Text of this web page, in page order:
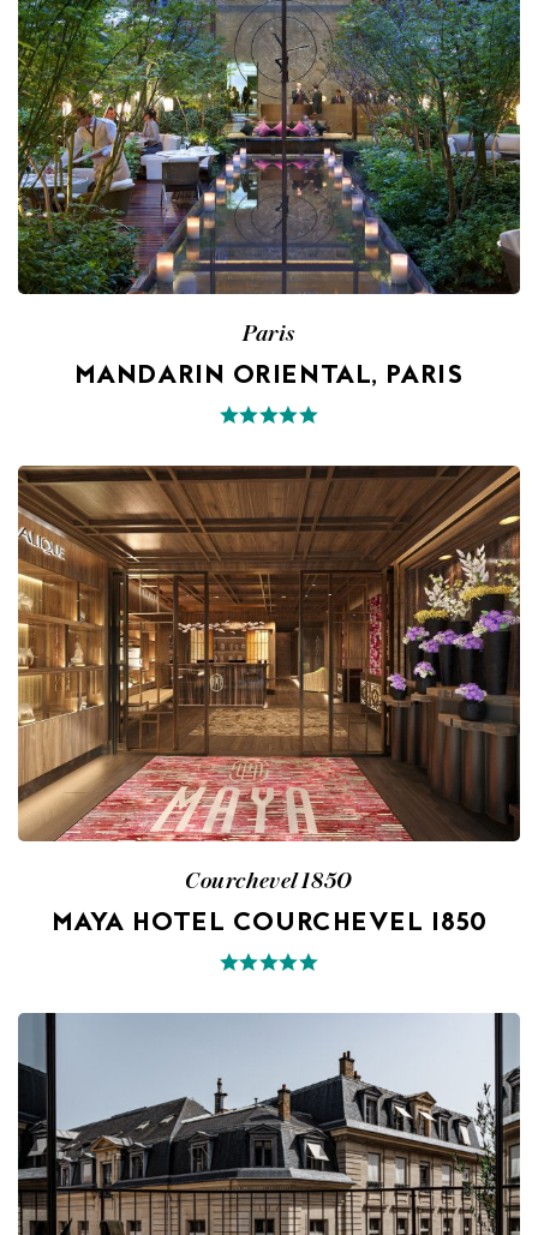
Paris
MANDARIN ORIENTAL, PARIS
Courchevel 1850
MAYA HOTEL COURCHEVEL 1850